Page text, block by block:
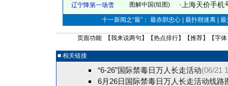
辽宁降第一场雪 图解中国(组图)
· 上海天价手
十一新闻之“最”： 最赤胆忠心 | 最扑朔迷离 |
页面功能 【我来说两句 】【热点排行】【推荐】【字体
■ 相关链接
“6-26”国际禁毒日万人长走活动(06/21
6月26日国际禁毒日万人长走活动线路